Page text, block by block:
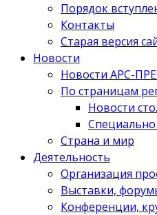
Порядок
Контакты
Старая версия
Новости
Новости АРС-
По страницам
Новости
Страна и мир
Деятельность
Организация
Выставки,
Конференции,